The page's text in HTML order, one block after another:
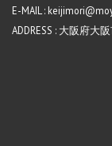
E-MAIL :
ADDRESS : 大阪府大